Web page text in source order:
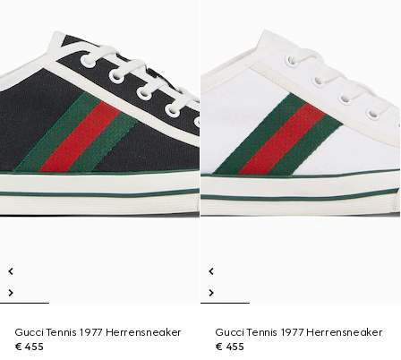
Gucci Tennis 1977 Herrensneaker
€ 455
Gucci Tennis 1977 Herrensneaker
€ 455